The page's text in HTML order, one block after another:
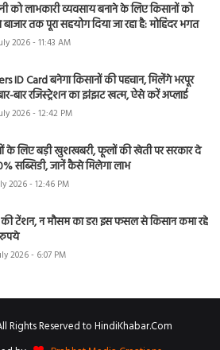
को लाभकारी व्यवसाय बनाने के लिए किसानों को
तक पूरा सहयोग दिया जा रहा है: मोहिंदर भगत
2026 - 11:43 AM
ID Card बनेगा किसानों की पहचान, मिलेंगे भरपूर
बार रजिस्ट्रेशन का झंझट खत्म, ऐसे करें अप्लाई
2026 - 12:42 PM
के लिए बड़ी खुशखबरी, फूलों की खेती पर सरकार दे
सब्सिडी, जानें कैसे मिलेगा लाभ
2026 - 12:46 PM
टेंशन, न मौसम का डर! इस फसल से किसान कमा रहे
2026 - 6:07 PM
Rights Reserved to HindiKhabar.Com